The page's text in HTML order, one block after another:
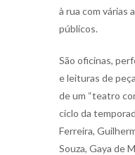
à rua com várias
públicos.
São oficinas,
e leituras de
de um “teatro
ciclo da
Ferreira,
Souza, Gaya de